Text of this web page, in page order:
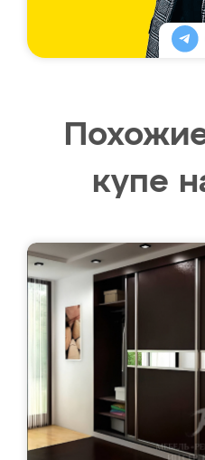
купе